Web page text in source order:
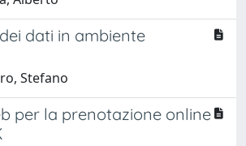
dati in ambiente
Stefano
per la prenotazione online